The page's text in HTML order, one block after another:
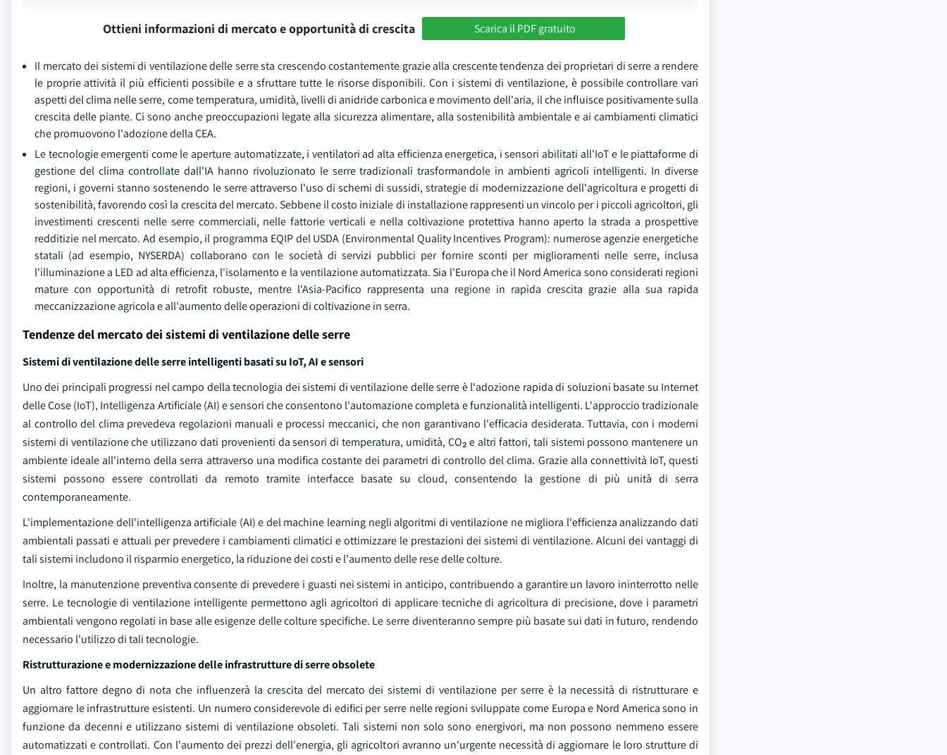
Ottieni informazioni di mercato e opportunità di crescita Scarica il PDF gratuito
Il mercato dei sistemi di ventilazione delle serre sta crescendo costantemente grazie alla crescente tendenza dei proprietari di serre a rendere
le proprie attività il più efficienti possibile e a sfruttare tutte le risorse disponibili. Con i sistemi di ventilazione, è possibile controllare vari
aspetti del clima nelle serre, come temperatura, umidità, livelli di anidride carbonica e movimento dell'aria, il che influisce positivamente sulla
crescita delle piante. Ci sono anche preoccupazioni legate alla sicurezza alimentare, alla sostenibilità ambientale e ai cambiamenti climatici
che promuovono l'adozione della CEA.
Le tecnologie emergenti come le aperture automatizzate, i ventilatori ad alta efficienza energetica, i sensori abilitati all'IoT e le piattaforme di
gestione del clima controllate dall'IA hanno rivoluzionato le serre tradizionali trasformandole in ambienti agricoli intelligenti. In diverse
regioni, i governi stanno sostenendo le serre attraverso l'uso di schemi di sussidi, strategie di modernizzazione dell'agricoltura e progetti di
sostenibilità, favorendo così la crescita del mercato. Sebbene il costo iniziale di installazione rappresenti un vincolo per i piccoli agricoltori, gli
investimenti crescenti nelle serre commerciali, nelle fattorie verticali e nella coltivazione protettiva hanno aperto la strada a prospettive
redditizie nel mercato. Ad esempio, il programma EQIP del USDA (Environmental Quality Incentives Program): numerose agenzie energetiche
statali (ad esempio, NYSERDA) collaborano con le società di servizi pubblici per fornire sconti per miglioramenti nelle serre, inclusa
l'illuminazione a LED ad alta efficienza, l'isolamento e la ventilazione automatizzata. Sia l'Europa che il Nord America sono considerati regioni
mature con opportunità di retrofit robuste, mentre l'Asia-Pacifico rappresenta una regione in rapida crescita grazie alla sua rapida
meccanizzazione agricola e all'aumento delle operazioni di coltivazione in serra.
Tendenze del mercato dei sistemi di ventilazione delle serre
Sistemi di ventilazione delle serre intelligenti basati su IoT, AI e sensori
Uno dei principali progressi nel campo della tecnologia dei sistemi di ventilazione delle serre è l'adozione rapida di soluzioni basate su Internet
delle Cose (IoT), Intelligenza Artificiale (AI) e sensori che consentono l'automazione completa e funzionalità intelligenti. L'approccio tradizionale
al controllo del clima prevedeva regolazioni manuali e processi meccanici, che non garantivano l'efficacia desiderata. Tuttavia, con i moderni
sistemi di ventilazione che utilizzano dati provenienti da sensori di temperatura, umidità, CO₂ e altri fattori, tali sistemi possono mantenere un
ambiente ideale all'interno della serra attraverso una modifica costante dei parametri di controllo del clima. Grazie alla connettività IoT, questi
sistemi possono essere controllati da remoto tramite interfacce basate su cloud, consentendo la gestione di più unità di serra
contemporaneamente.
L'implementazione dell'intelligenza artificiale (AI) e del machine learning negli algoritmi di ventilazione ne migliora l'efficienza analizzando dati
ambientali passati e attuali per prevedere i cambiamenti climatici e ottimizzare le prestazioni dei sistemi di ventilazione. Alcuni dei vantaggi di
tali sistemi includono il risparmio energetico, la riduzione dei costi e l'aumento delle rese delle colture.
Inoltre, la manutenzione preventiva consente di prevedere i guasti nei sistemi in anticipo, contribuendo a garantire un lavoro ininterrotto nelle
serre. Le tecnologie di ventilazione intelligente permettono agli agricoltori di applicare tecniche di agricoltura di precisione, dove i parametri
ambientali vengono regolati in base alle esigenze delle colture specifiche. Le serre diventeranno sempre più basate sui dati in futuro, rendendo
necessario l'utilizzo di tali tecnologie.
Ristrutturazione e modernizzazione delle infrastrutture di serre obsolete
Un altro fattore degno di nota che influenzerà la crescita del mercato dei sistemi di ventilazione per serre è la necessità di ristrutturare e
aggiornare le infrastrutture esistenti. Un numero considerevole di edifici per serre nelle regioni sviluppate come Europa e Nord America sono in
funzione da decenni e utilizzano sistemi di ventilazione obsoleti. Tali sistemi non solo sono energivori, ma non possono nemmeno essere
automatizzati e controllati. Con l'aumento dei prezzi dell'energia, gli agricoltori avranno un'urgente necessità di aggiornare le loro strutture di